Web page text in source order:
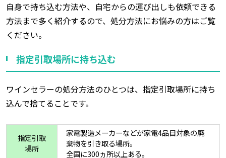
自身で持ち込む方法や、自宅からの運び出しも依頼できる
方法まで多く紹介するので、処分方法にお悩みの方はご覧
ください。
指定引取場所に持ち込む
ワインセラーの処分方法のひとつは、指定引取場所に持ち
込んで捨てることです。
指定引取
場所
家電製造メーカーなどが家電4品目対象の廃
棄物を引き取る場所。
全国に300ヵ所以上ある。